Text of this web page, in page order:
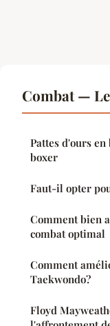
Combat —
Pattes d'ours
boxer
Faut-il opter
Comment bien
combat optimal
Comment
Taekwondo?
Floyd